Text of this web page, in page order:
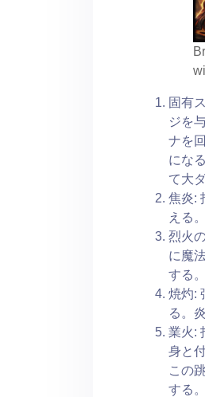
固有
ジを
ナを
にな
て大
焦炎:
える
烈火
に魔
する。
焼灼:
る。
業火:
身と
この
する